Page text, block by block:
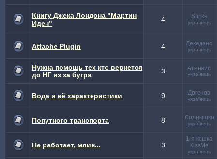
Книгу Джека Лондона "Мартин
Иден"
4 Sfinks
українець
Attache Plugin 4 Декаданс
українець
Нужна помощь тех кто вернется
до НГ из за бугра
3 Атенаис
українець
Вода и её характеристики 9 Догонов
українець
Попутного транспорта 8 Солнышко
українець
Не работает, млин... 3
1-я кошка
KissMe
українець